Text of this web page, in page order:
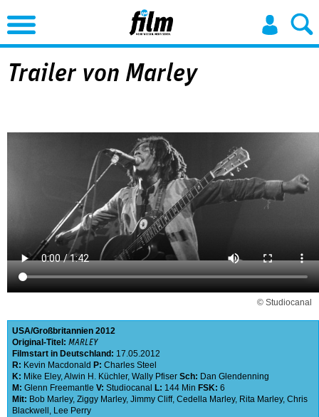
Jump to Navigation
Trailer von Marley
© Studiocanal
USA Großbritannien 2012
Original-Titel: MARLEY
Filmstart in Deutschland: 17.05.2012
R: Kevin Macdonald P: Charles Steel
K: Mike Eley,Alwin H. Küchler, Wally Pfiser Sch: Dan Glendenning
M: Glenn Freemantle V: Studiocanal L: 144 Min FSK: 6
Mit: Bob Marley, Ziggy Marley, Jimmy Cliff, Cedella Marley, Rita Marley, Chris
Blackwell , Lee Perry